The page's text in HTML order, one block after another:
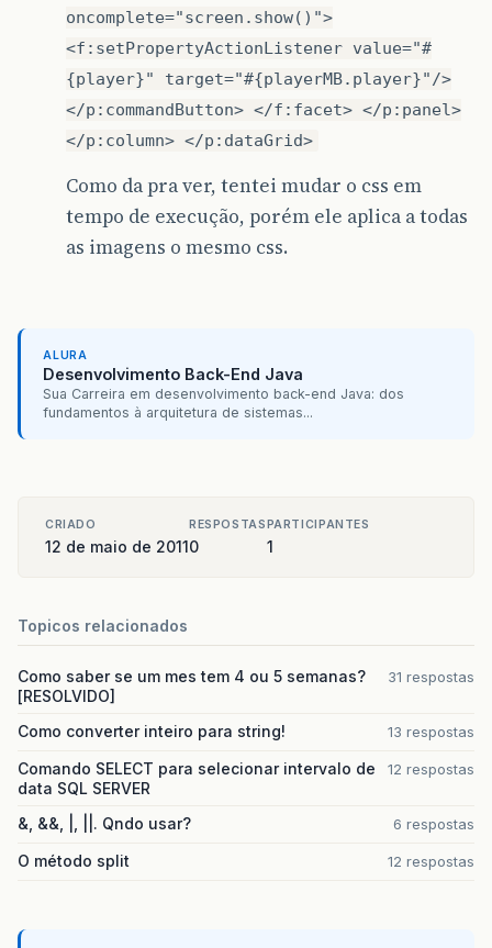
oncomplete="screen.show()">
<f:setPropertyActionListener value="#
{player}" target="#{playerMB.player}"/>
</p:commandButton> </f:facet> </p:panel>
</p:column> </p:dataGrid>
Como da pra ver, tentei mudar o css em
tempo de execução, porém ele aplica a todas
as imagens o mesmo css.
ALURA
Desenvolvimento Back-End Java
Sua Carreira em desenvolvimento back-end Java: dos
fundamentos à arquitetura de sistemas...
CRIADO
12 de maio de 2011
RESPOSTAS
0
PARTICIPANTES
1
Topicos relacionados
Como saber se um mes tem 4 ou 5 semanas?
[RESOLVIDO]
31 respostas
Como converter inteiro para string! 13 respostas
Comando SELECT para selecionar intervalo de
data SQL SERVER
12 respostas
&, &&, |, ||. Qndo usar? 6 respostas
O método split 12 respostas